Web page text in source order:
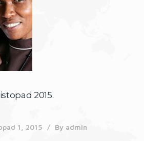
2015.
1, 2015 By admin